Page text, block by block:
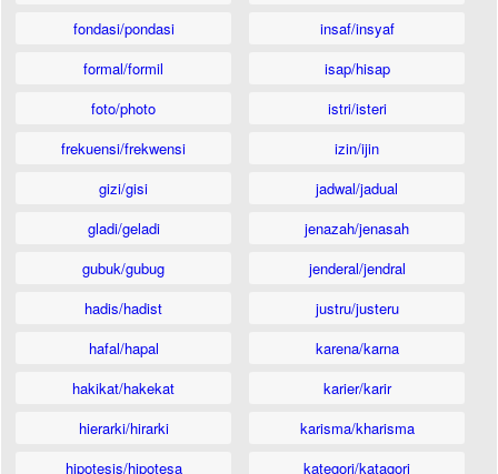
fondasi/pondasi
formal/formil
foto/photo
frekuensi/frekwensi
gizi/gisi
gladi/geladi
gubuk/gubug
hadis/hadist
hafal/hapal
hakikat/hakekat
hierarki/hirarki
hipotesis/hipotesa
insaf/insyaf
isap/hisap
istri/isteri
izin/ijin
jadwal/jadual
jenazah/jenasah
jenderal/jendral
justru/justeru
karena/karna
karier/karir
karisma/kharisma
kategori/katagori